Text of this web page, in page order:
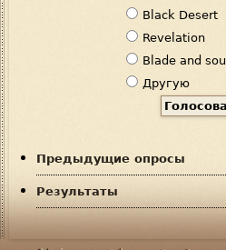
а
н
т
ы
Black Desert
Revelation
Blade and soul
Другую
Предыдущие опросы
Результаты